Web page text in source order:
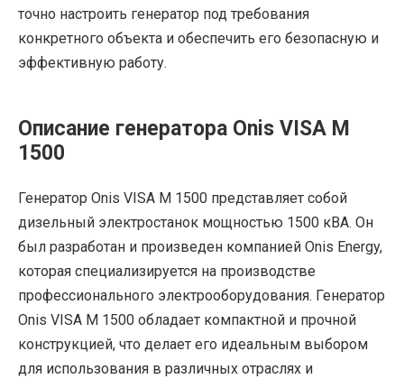
точно настроить генератор под требования
конкретного объекта и обеспечить его безопасную и
эффективную работу.
Описание генератора Onis VISA M
1500
Генератор Onis VISA M 1500 представляет собой
дизельный электростанок мощностью 1500 кВА. Он
был разработан и произведен компанией Onis Energy,
которая специализируется на производстве
профессионального электрооборудования. Генератор
Onis VISA M 1500 обладает компактной и прочной
конструкцией, что делает его идеальным выбором
для использования в различных отраслях и